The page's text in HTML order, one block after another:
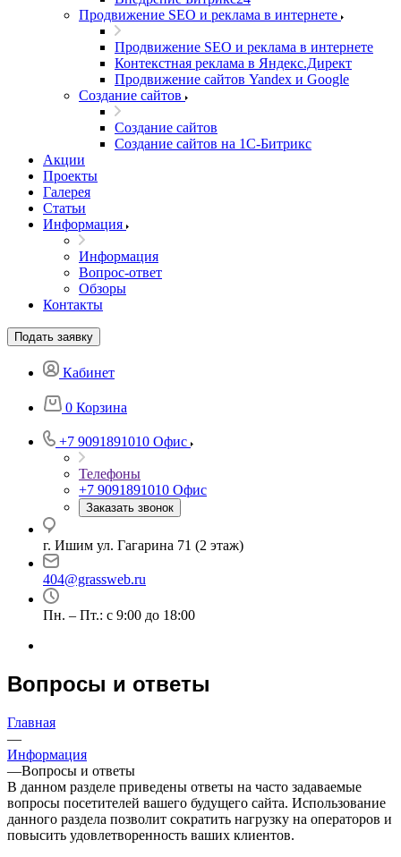
Продвижение SEO и реклама в интернете
Продвижение SEO и реклама в интернете
Контекстная реклама в Яндекс.Директ
Продвижение сайтов Yandex и Google
Создание сайтов
Создание сайтов
Создание сайтов на 1С-Битрикс
Акции
Проекты
Галерея
Статьи
Информация
Информация
Вопрос-ответ
Обзоры
Контакты
Подать заявку
Кабинет
0 Корзина
+7 9091891010 Офис
Телефоны
+7 9091891010 Офис
Заказать звонок
г. Ишим ул. Гагарина 71 (2 этаж)
404@grassweb.ru
Пн. – Пт.: с 9:00 до 18:00
Вопросы и ответы
Главная
—
Информация
—Вопросы и ответы
В данном разделе приведены ответы на часто задаваемые
вопросы посетителей вашего будущего сайта. Использование
данного раздела позволит сократить нагрузку на операторов и
повысить удовлетворенность ваших клиентов.